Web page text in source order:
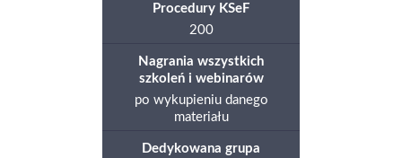
Procedury KSeF
200
Nagrania wszystkich
szkoleń i webinarów
po wykupieniu danego
materiału
Dedykowana grupa